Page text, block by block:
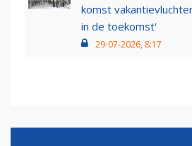
komst
in de toekomst'
29-07-2026, 8:17